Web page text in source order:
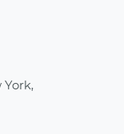
York,